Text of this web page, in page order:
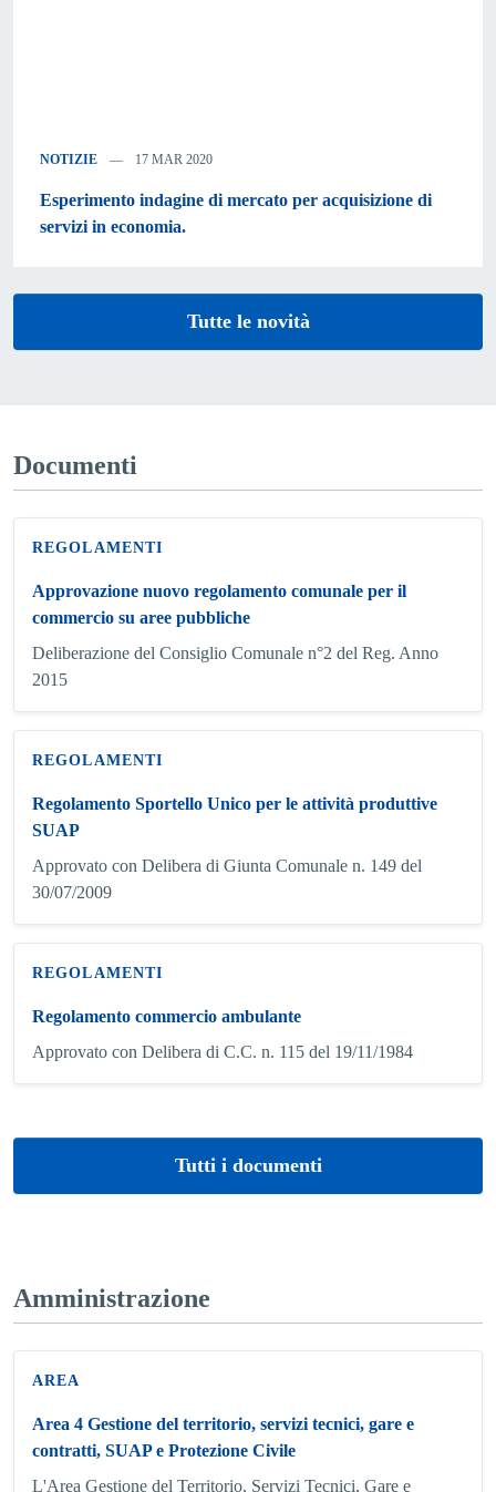
NOTIZIE 17 MAR 2020
Esperimento indagine di mercato per acquisizione di
servizi in economia.
Tutte le novità
Documenti
REGOLAMENTI
Approvazione nuovo regolamento comunale per il
commercio su aree pubbliche
Deliberazione del Consiglio Comunale n°2 del Reg. Anno
2015
REGOLAMENTI
Regolamento Sportello Unico per le attività produttive
SUAP
Approvato con Delibera di Giunta Comunale n. 149 del
30/07/2009
REGOLAMENTI
Regolamento commercio ambulante
Approvato con Delibera di C.C. n. 115 del 19/11/1984
Tutti i documenti
Amministrazione
AREA
Area 4 Gestione del territorio, servizi tecnici, gare e
contratti, SUAP e Protezione Civile
L'Area Gestione del Territorio, Servizi Tecnici, Gare e